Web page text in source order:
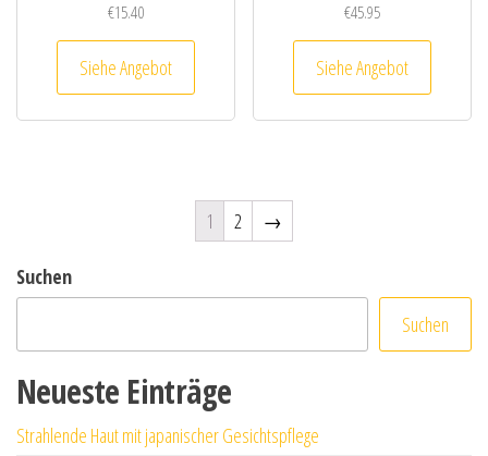
€15.40
Siehe Angebot
€45.95
Siehe Angebot
1 2 →
Suchen
Suchen
Neueste Einträge
Strahlende Haut mit japanischer Gesichtspflege